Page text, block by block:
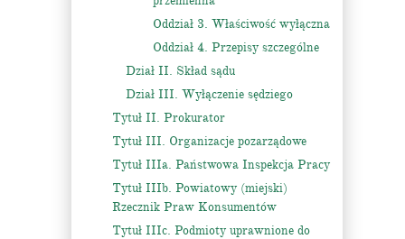
Oddział 3. Właściwość wyłączna
Oddział 4. Przepisy szczególne
Dział II. Skład sądu
Dział III. Wyłączenie sędziego
Tytuł II. Prokurator
Tytuł III. Organizacje pozarządowe
Tytuł IIIa. Państwowa Inspekcja Pracy
Tytuł IIIb. Powiatowy (miejski)
Rzecznik Praw Konsumentów
Tytuł IIIc. Podmioty uprawnione do